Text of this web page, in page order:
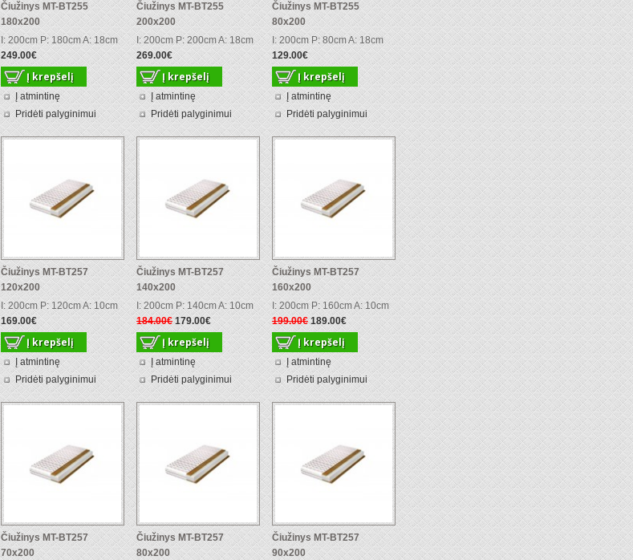
Čiužinys MT-BT255
180x200
I: 200cm P: 180cm A: 18cm
249.00€
Į atmintinę
Pridėti palyginimui
Čiužinys MT-BT255
200x200
I: 200cm P: 200cm A: 18cm
269.00€
Į atmintinę
Pridėti palyginimui
Čiužinys MT-BT255
80x200
I: 200cm P: 80cm A: 18cm
129.00€
Į atmintinę
Pridėti palyginimui
Čiužinys MT-BT257
120x200
I: 200cm P: 120cm A: 10cm
169.00€
Į atmintinę
Pridėti palyginimui
Čiužinys MT-BT257
140x200
I: 200cm P: 140cm A: 10cm
184.00€ 179.00€
Į atmintinę
Pridėti palyginimui
Čiužinys MT-BT257
160x200
I: 200cm P: 160cm A: 10cm
199.00€ 189.00€
Į atmintinę
Pridėti palyginimui
Čiužinys MT-BT257
70x200
Čiužinys MT-BT257
80x200
Čiužinys MT-BT257
90x200